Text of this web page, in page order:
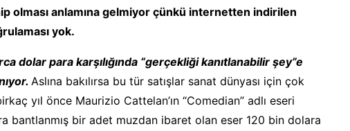
olması anlamına gelmiyor çünkü internetten indirilen
yok.
dolar para karşılığında “gerçekliği kanıtlanabilir şey”e
Aslına bakılırsa bu tür satışlar sanat dünyası için çok
yıl önce Maurizio Cattelan’ın “Comedian” adlı eseri
bantlanmış bir adet muzdan ibaret olan eser 120 bin dolara